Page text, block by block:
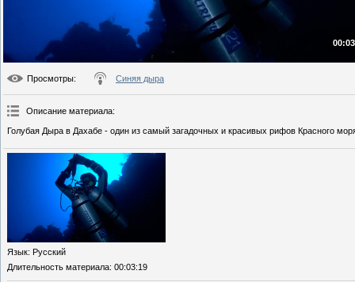
Просмотры: Синяя дыра
Описание материала:
Голубая Дыра в Дахабе - один из самый загадочных и красивых рифов Красного
Язык: Русский
Длительность материала: 00:03:19